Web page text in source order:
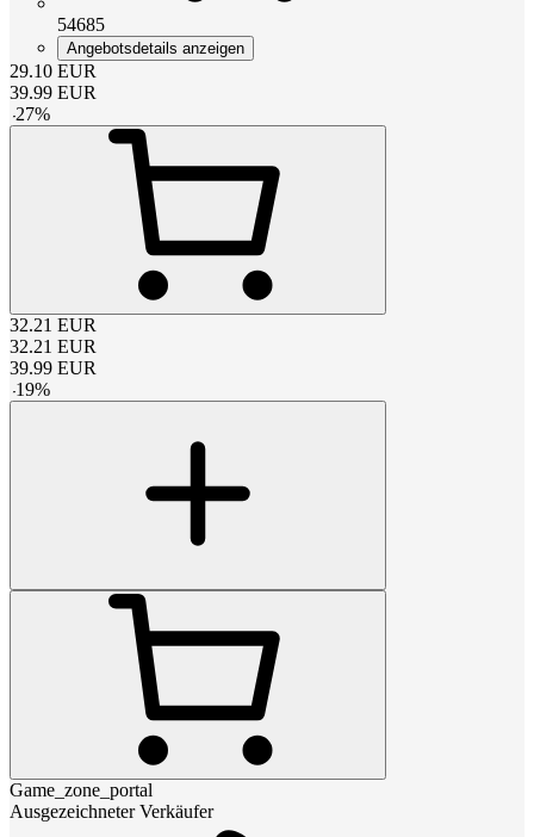
54685
Angebotsdetails anzeigen
29.10 EUR
39.99 EUR
-27%
32.21 EUR
32.21 EUR
39.99 EUR
-19%
Game_zone_portal
Ausgezeichneter Verkäufer